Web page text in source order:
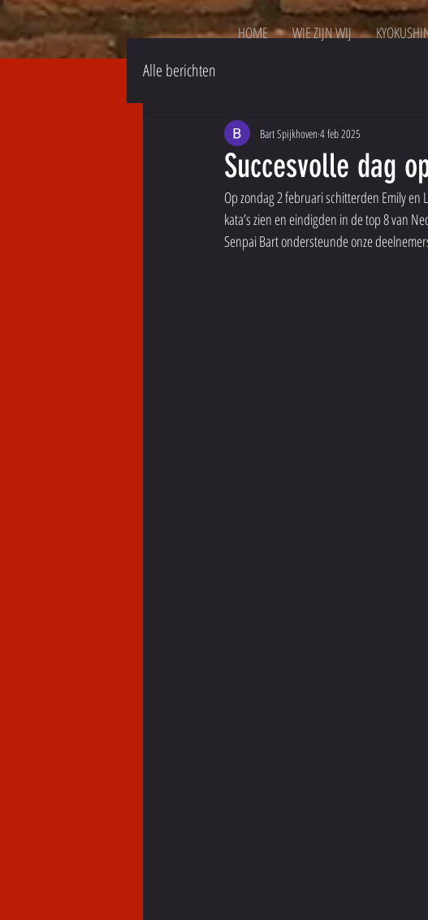
HOME WIE ZIJN WIJ
Alle berichten
Succesvolle dag
Bart Spijkhoven 4 feb 2025
Op zondag 2 februari schitterden Emily
kata’s zien en eindigden in de top 8 van
Senpai Bart ondersteunde onze